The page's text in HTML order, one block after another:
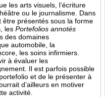
les arts visuels, l’écriture
ou le journalisme. Dans
présentés sous la forme
les Portefolios annotés
des domaines
automobile, la
les soins infirmiers.
à évaluer les
Il est parfois possible
et de le présenter à
d’ailleurs en motiver
activité.